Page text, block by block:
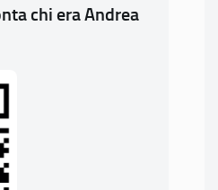
chi era Andrea